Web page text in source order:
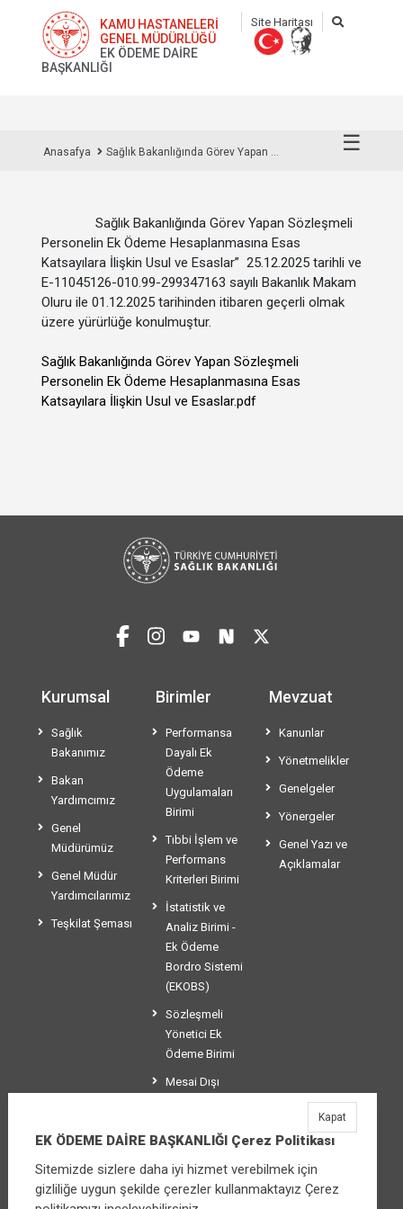
KAMU HASTANELERİ
GENEL MÜDÜRLÜĞÜ
EK ÖDEME DAİRE
BAŞKANLIĞI
Site Haritası
☰
Anasafya Sağlık Bakanlığında Görev Yapan ...
Sağlık Bakanlığında Görev Yapan Sözleşmeli
Personelin Ek Ödeme Hesaplanmasına Esas
Katsayılara İlişkin Usul ve Esaslar” 25.12.2025 tarihli ve
E-11045126-010.99-299347163 sayılı Bakanlık Makam
Oluru ile 01.12.2025 tarihinden itibaren geçerli olmak
üzere yürürlüğe konulmuştur.
Sağlık Bakanlığında Görev Yapan Sözleşmeli
Personelin Ek Ödeme Hesaplanmasına Esas
Katsayılara İlişkin Usul ve Esaslar.pdf
Kurumsal
Sağlık
Bakanımız
Bakan
Yardımcımız
Genel
Müdürümüz
Genel Müdür
Yardımcılarımız
Teşkilat Şeması
Birimler
Performansa
Dayalı Ek
Ödeme
Uygulamaları
Birimi
Tıbbi İşlem ve
Performans
Kriterleri Birimi
İstatistik ve
Analiz Birimi -
Ek Ödeme
Bordro Sistemi
(EKOBS)
Sözleşmeli
Yönetici Ek
Ödeme Birimi
Mesai Dışı
Mevzuat
Kanunlar
Yönetmelikler
Genelgeler
Yönergeler
Genel Yazı ve
Açıklamalar
EK ÖDEME DAİRE BAŞKANLIĞI
EK ÖDEME DAİRE BAŞKANLIĞI Çerez Politikası
Sitemizde sizlere daha iyi hizmet verebilmek için
gizliliğe uygun şekilde çerezler kullanmaktayız Çerez
Kapat